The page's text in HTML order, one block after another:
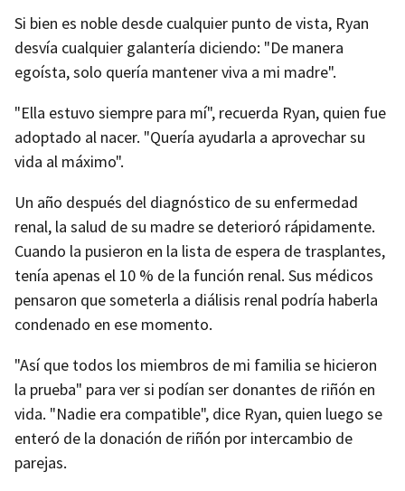
Si bien es noble desde cualquier punto de vista, Ryan
desvía cualquier galantería diciendo: "De manera
egoísta, solo quería mantener viva a mi madre".
"Ella estuvo siempre para mí", recuerda Ryan, quien fue
adoptado al nacer. "Quería ayudarla a aprovechar su
vida al máximo".
Un año después del diagnóstico de su enfermedad
renal, la salud de su madre se deterioró rápidamente.
Cuando la pusieron en la lista de espera de trasplantes,
tenía apenas el 10 % de la función renal. Sus médicos
pensaron que someterla a diálisis renal podría haberla
condenado en ese momento.
"Así que todos los miembros de mi familia se hicieron
la prueba" para ver si podían ser donantes de riñón en
vida. "Nadie era compatible", dice Ryan, quien luego se
enteró de la donación de riñón por intercambio de
parejas.